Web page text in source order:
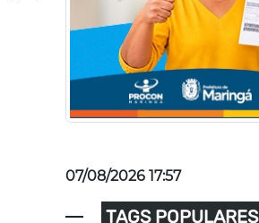
07/08/2026 17:57
TAGS POPULARES